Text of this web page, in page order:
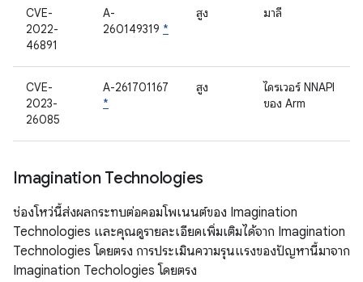
CVE-
2022-
46891
A-
260149319 *
สูง มาลี
CVE-
2023-
26085
A-261701167
*
สูง
ไดรเวอร์ NNAPI
ของ Arm
Imagination Technologies
ช่องโหว่นี้ส่งผลกระทบต่อคอมโพเนนต์ของ Imagination
Technologies และคุณดูรายละเอียดเพิ่มเติมได้จาก Imagination
Technologies โดยตรง การประเมินความรุนแรงของปัญหานี้มาจาก
Imagination Techologies โดยตรง